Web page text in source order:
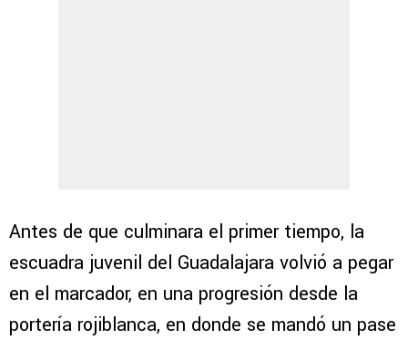
Antes de que culminara el primer tiempo, la
escuadra juvenil del Guadalajara volvió a pegar
en el marcador, en una progresión desde la
portería rojiblanca, en donde se mandó un pase